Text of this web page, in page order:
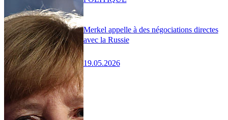
Merkel appelle à des négociations directes
avec la Russie
19.05.2026